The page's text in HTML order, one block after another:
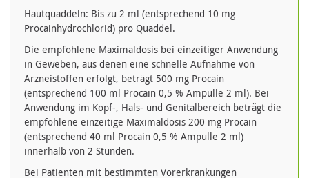
Hautquaddeln: Bis zu 2 ml (entsprechend 10 mg
Procainhydrochlorid) pro Quaddel.
Die empfohlene Maximaldosis bei einzeitiger Anwendung
in Geweben, aus denen eine schnelle Aufnahme von
Arzneistoffen erfolgt, beträgt 500 mg Procain
(entsprechend 100 ml Procain 0,5 % Ampulle 2 ml). Bei
Anwendung im Kopf-, Hals- und Genitalbereich beträgt die
empfohlene einzeitige Maximaldosis 200 mg Procain
(entsprechend 40 ml Procain 0,5 % Ampulle 2 ml)
innerhalb von 2 Stunden.
Bei Patienten mit bestimmten Vorerkrankungen